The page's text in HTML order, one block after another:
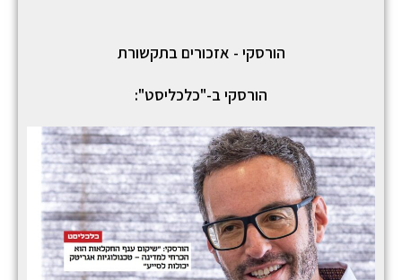
הורסקי - אזכורים בתקשורת
הורסקי ב-"כלכליסט":